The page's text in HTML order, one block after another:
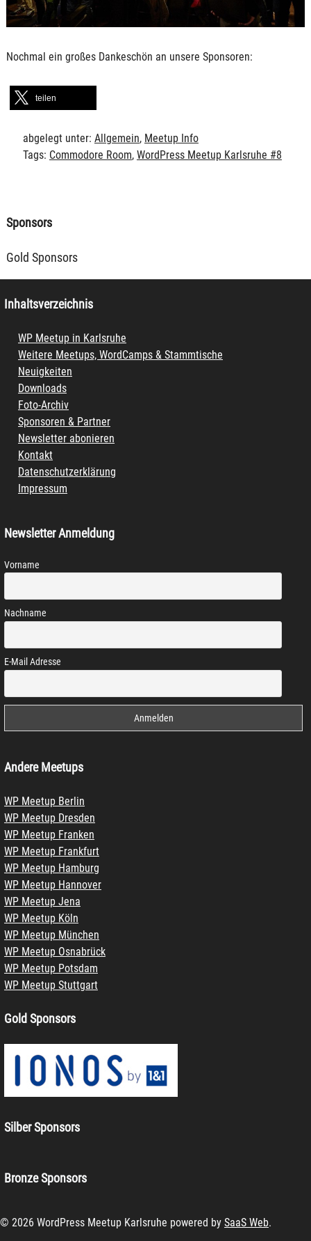
Nochmal ein großes Dankeschön an unsere Sponsoren:
teilen
abgelegt unter: Allgemein, Meetup Info
Tags: Commodore Room, WordPress Meetup Karlsruhe #8
Sponsors
Gold Sponsors
Inhaltsverzeichnis
WP Meetup in Karlsruhe
Weitere Meetups, WordCamps & Stammtische
Neuigkeiten
Downloads
Foto-Archiv
Sponsoren & Partner
Newsletter abonieren
Kontakt
Datenschutzerklärung
Impressum
Newsletter Anmeldung
Vorname
Nachname
E-Mail Adresse
Andere Meetups
WP Meetup Berlin
WP Meetup Dresden
WP Meetup Franken
WP Meetup Frankfurt
WP Meetup Hamburg
WP Meetup Hannover
WP Meetup Jena
WP Meetup Köln
WP Meetup München
WP Meetup Osnabrück
WP Meetup Potsdam
WP Meetup Stuttgart
Gold Sponsors
Silber Sponsors
Bronze Sponsors
© 2026 WordPress Meetup Karlsruhe powered by SaaS Web.